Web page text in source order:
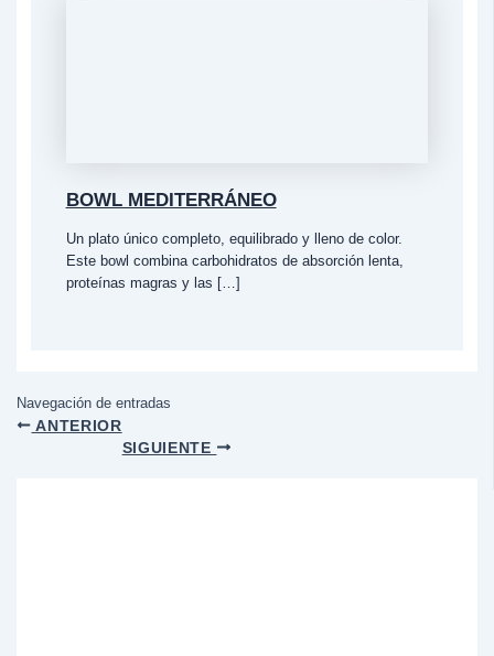
BOWL MEDITERRÁNEO
Un plato único completo, equilibrado y lleno de color.
Este bowl combina carbohidratos de absorción lenta,
proteínas magras y las […]
Navegación de entradas
ANTERIOR
SIGUIENTE